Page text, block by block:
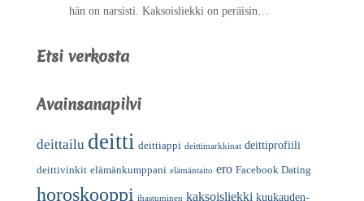
hän on narsisti. Kaksoisliekki on peräisin…
Etsi verkosta
Avainsanapilvi
deittailu deitti deittiappi deittimarkkinat deittiprofiili
deittivinkit elämänkumppani elämäntaito ero Facebook Dating
horoskooppi ihastuminen kaksoisliekki kuukauden-